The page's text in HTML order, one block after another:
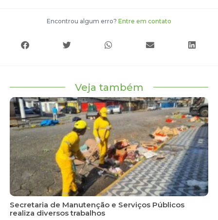
Encontrou algum erro? Entre em contato
Veja também
Secretaria de Manutenção e Serviços Públicos
realiza diversos trabalhos